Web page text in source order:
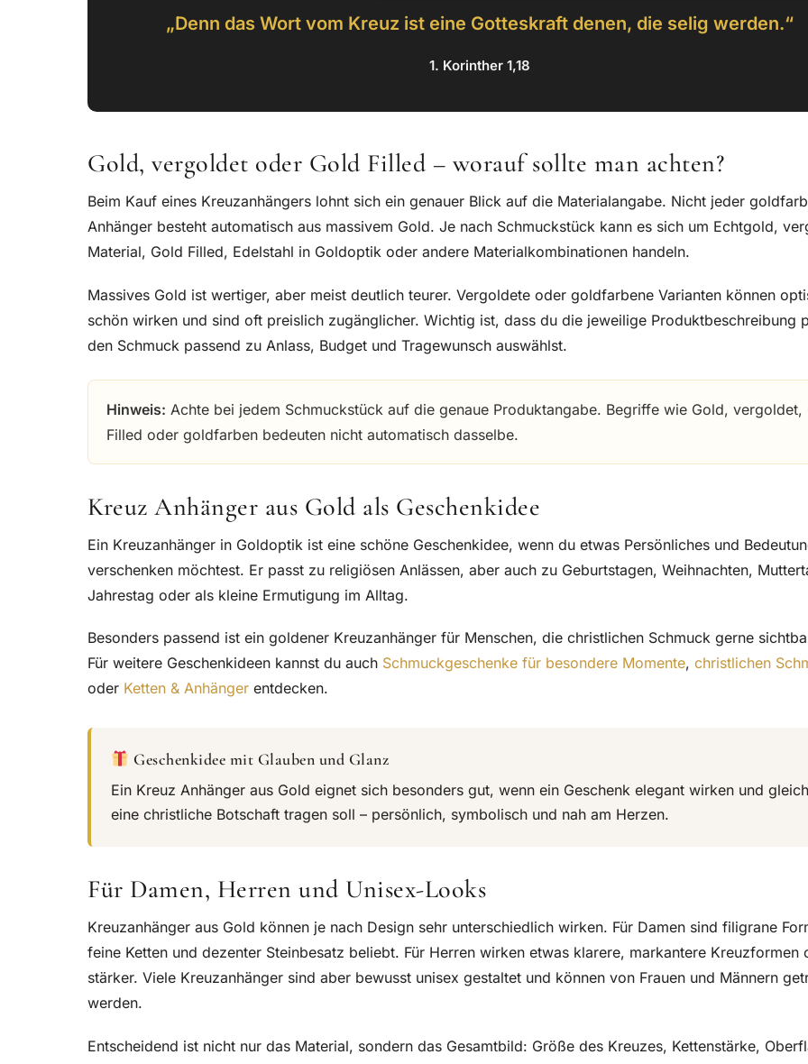
„Denn das Wort vom Kreuz ist eine Gotteskraft denen, die selig werden.“
1. Korinther 1,18
Gold, vergoldet oder Gold Filled – worauf sollte man achten?
Beim Kauf eines Kreuzanhängers lohnt sich ein genauer Blick auf die Materialangabe. Nicht jeder
Anhänger besteht automatisch aus massivem Gold. Je nach Schmuckstück kann es sich um Echtgold,
Material, Gold Filled, Edelstahl in Goldoptik oder andere Materialkombinationen handeln.
Massives Gold ist wertiger, aber meist deutlich teurer. Vergoldete oder goldfarbene Varianten können
schön wirken und sind oft preislich zugänglicher. Wichtig ist, dass du die jeweilige Produktbeschreibung
den Schmuck passend zu Anlass, Budget und Tragewunsch auswählst.
Hinweis: Achte bei jedem Schmuckstück auf die genaue Produktangabe. Begriffe wie Gold, vergoldet,
Filled oder goldfarben bedeuten nicht automatisch dasselbe.
Kreuz Anhänger aus Gold als Geschenkidee
Ein Kreuzanhänger in Goldoptik ist eine schöne Geschenkidee, wenn du etwas Persönliches und
verschenken möchtest. Er passt zu religiösen Anlässen, aber auch zu Geburtstagen, Weihnachten,
Jahrestag oder als kleine Ermutigung im Alltag.
Besonders passend ist ein goldener Kreuzanhänger für Menschen, die christlichen Schmuck gerne
Für weitere Geschenkideen kannst du auch Schmuckgeschenke für besondere Momente, christlichen
oder Ketten & Anhänger entdecken.
Geschenkidee mit Glauben und Glanz
Ein Kreuz Anhänger aus Gold eignet sich besonders gut, wenn ein Geschenk elegant wirken und
eine christliche Botschaft tragen soll – persönlich, symbolisch und nah am Herzen.
Für Damen, Herren und Unisex-Looks
Kreuzanhänger aus Gold können je nach Design sehr unterschiedlich wirken. Für Damen sind filigrane
feine Ketten und dezenter Steinbesatz beliebt. Für Herren wirken etwas klarere, markantere Kreuzformen
stärker. Viele Kreuzanhänger sind aber bewusst unisex gestaltet und können von Frauen und Männern
werden.
Entscheidend ist nicht nur das Material, sondern das Gesamtbild: Größe des Kreuzes, Kettenstärke,